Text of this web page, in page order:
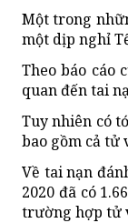
Một trong
một dịp nghỉ
Theo báo cáo
quan đến tai
Tuy nhiên có
bao gồm cả tử
Về tai nạn
2020 đã có
trường hợp tử